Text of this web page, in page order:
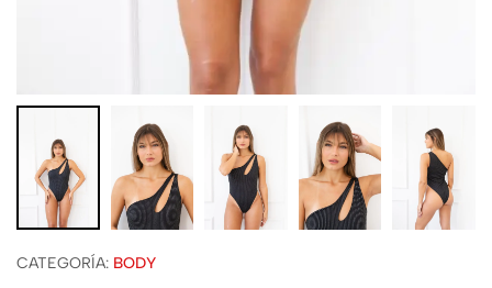
CATEGORÍA: BODY